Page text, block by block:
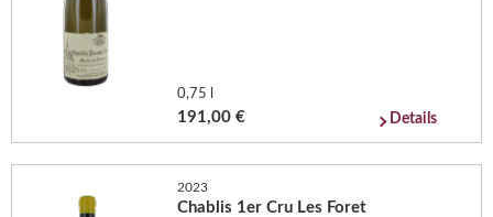
0,75 l
191,00 € Details
2023
Chablis 1er Cru Les Foret